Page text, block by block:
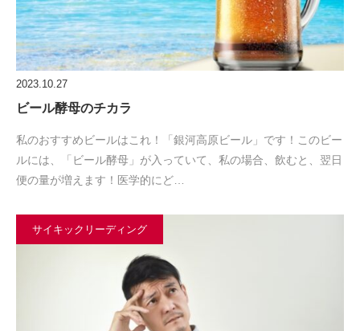
2023.10.27
ビール酵母のチカラ
私のおすすめビールはこれ！「銀河高原ビール」です！このビー
ルには、「ビール酵母」が入っていて、私の場合、飲むと、翌日
便の量が増えます！医学的にど…
サイキックリーディング